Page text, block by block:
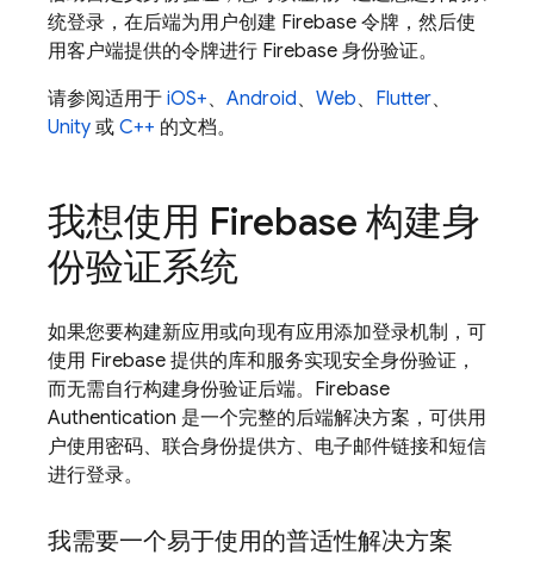
统登录，在后端为用户创建 Firebase 令牌，然后使
用客户端提供的令牌进行 Firebase 身份验证。
请参阅适用于 iOS+、 Android、 Web、 Flutter、
Unity 或 C++ 的文档。
我想使用 Firebase 构建身
份验证系统
如果您要构建新应用或向现有应用添加登录机制，可
使用 Firebase 提供的库和服务实现安全身份验证，
而无需自行构建身份验证后端。 Firebase
Authentication 是一个完整的后端解决方案，可供用
户使用密码、联合身份提供方、电子邮件链接和短信
进行登录。
我需要一个易于使用的普适性解决方案